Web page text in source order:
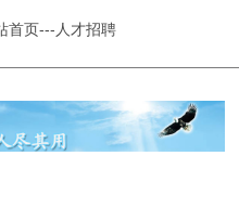
首页--- 人才招聘